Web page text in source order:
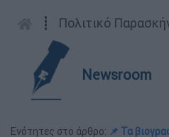
┋ Πολιτικό
Newsroom
Ενότητες στο άρθρο: 📌 Τα